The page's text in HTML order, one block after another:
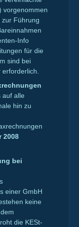
vorgenommen
zur Führung
Info
für die
sind bei
auf alle
hin zu
2008
bei
einer GmbH
keine
die KESt-